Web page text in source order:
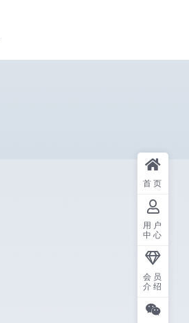
首页
用户
中心
会员
介绍